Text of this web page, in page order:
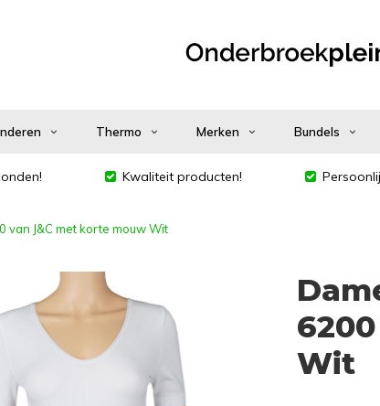
Thermo Merken Bundels
Kwaliteit producten!
van J&C met korte mouw Wit
Wit